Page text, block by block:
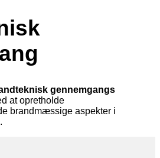
gennemgangs
at opretholde
brandmæssige aspekter i